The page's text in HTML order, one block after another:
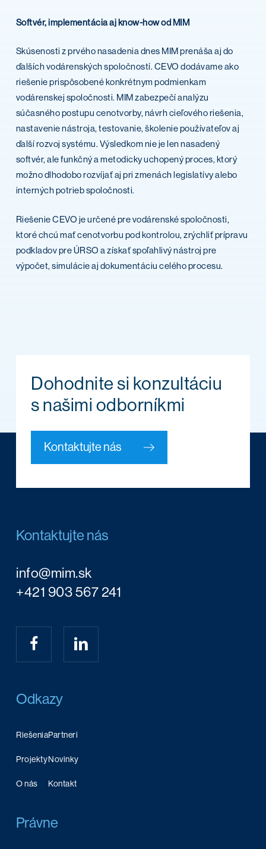
Softvér, implementácia aj know-how od MIM
Skúsenosti z prvého nasadenia dnes MIM prenáša aj do
ďalších vodárenských spoločností. CEVO dodávame ako
riešenie prispôsobené konkrétnym podmienkam
vodárenskej spoločnosti. MIM zabezpečí analýzu
súčasného postupu cenotvorby, návrh cieľového riešenia,
nastavenie nástroja, testovanie, školenie používateľov aj
ďalší rozvoj systému. Výsledkom nie je len nasadený
softvér, ale funkčný a metodicky uchopený proces, ktorý
možno dlhodobo rozvíjať aj pri zmenách legislatívy alebo
interných potrieb spoločnosti.
Riešenie CEVO je určené pre vodárenské spoločnosti,
ktoré chcú mať cenotvorbu pod kontrolou, zrýchliť prípravu
podkladov pre ÚRSO a získať spoľahlivý nástroj pre
výpočet, simulácie aj dokumentáciu celého procesu.
Dohodnite si konzultáciu
s našimi odborníkmi
Kontaktujte nás
Kontaktujte nás
info@mim.sk
+421 903 567 241
Odkazy
Riešenia
Projekty
O nás
Partneri
Novinky
Kontakt
Právne